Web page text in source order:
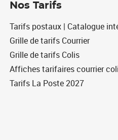
Nos Tarifs
Tarifs postaux | Catalogue
Grille de tarifs Courrier
Grille de tarifs Colis
Affiches tarifaires courrier
Tarifs La Poste 2027